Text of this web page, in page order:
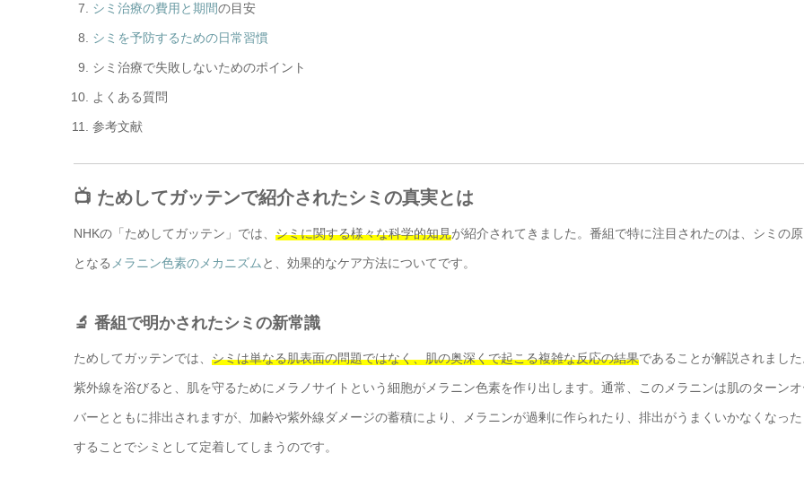
シミ治療の費用と期間の目安
シミを予防するための日常習慣
シミ治療で失敗しないためのポイント
よくある質問
参考文献
📺 ためしてガッテンで紹介されたシミの真実とは
NHKの「ためしてガッテン」では、 シミに関する様々な科学的知見が紹介されてきました。番組で特に注目されたのは、シミの
となる メラニン色素のメカニズム と、効果的なケア方法についてです。
🔬 番組で明かされたシミの新常識
ためしてガッテンでは、 シミは単なる肌表面の問題ではなく、肌の奥深くで起こる複雑な反応の結果であることが解説されまし
紫外線を浴びると、肌を守るためにメラノサイトという細胞がメラニン色素を作り出します。通常、このメラニンは肌のターン
バーとともに排出されますが、加齢や紫外線ダメージの蓄積により、メラニンが過剰に作られたり、排出がうまくいかなくなっ
することでシミとして定着してしまうのです。